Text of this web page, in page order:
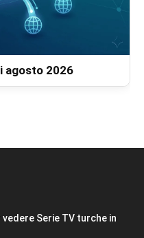
agosto 2026
vedere Serie TV turche in